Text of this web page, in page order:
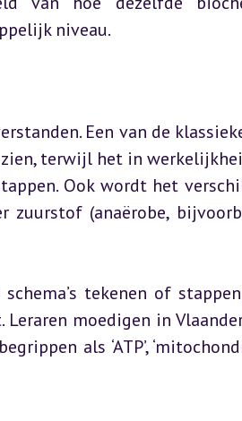
niveau.
Een van de
terwijl het in
Ook wordt het
zuurstof (anaërobe,
tekenen of
moedigen in
als ‘ATP’,